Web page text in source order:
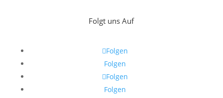
Folgt uns Auf
Folgen
Folgen
Folgen
Folgen